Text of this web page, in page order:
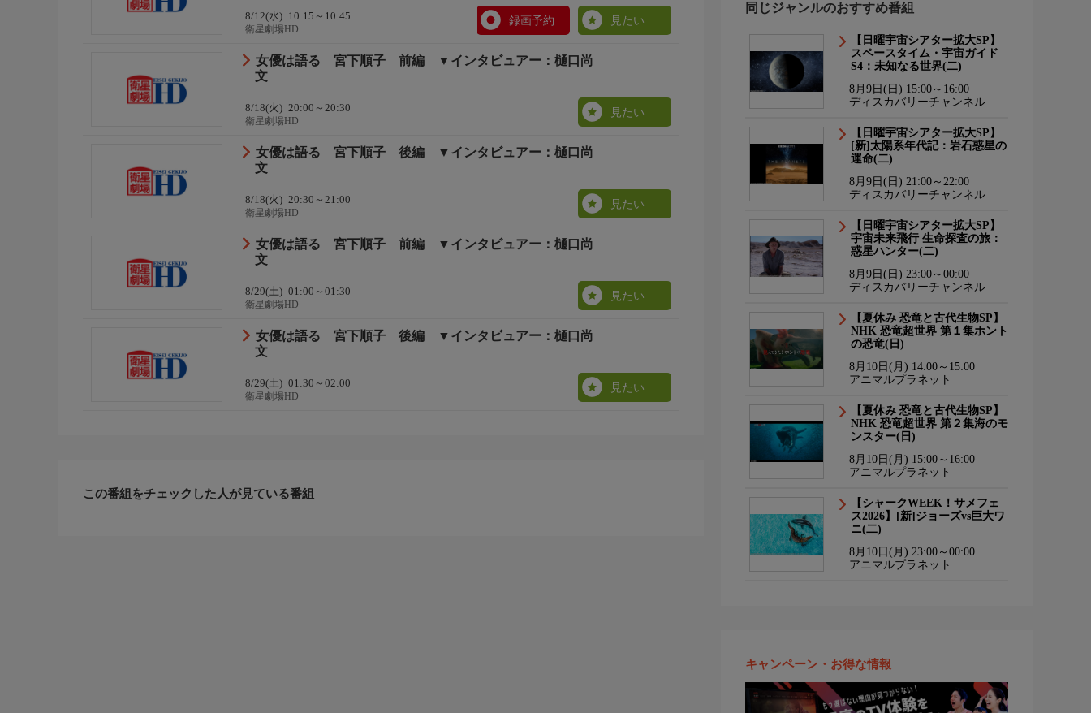
8/12(水) 10:15～10:45
衛星劇場HD
録画予約 見たい
女優は語る 宮下順子 前編 ▼インタビュアー：樋口尚
文
8/18(火) 20:00～20:30
衛星劇場HD
見たい
女優は語る 宮下順子 後編 ▼インタビュアー：樋口尚
文
8/18(火) 20:30～21:00
衛星劇場HD
見たい
女優は語る 宮下順子 前編 ▼インタビュアー：樋口尚
文
8/29(土) 01:00～01:30
衛星劇場HD
見たい
女優は語る 宮下順子 後編 ▼インタビュアー：樋口尚
文
8/29(土) 01:30～02:00
衛星劇場HD
見たい
この番組をチェックした人が見ている番組
同じジャンルのおすすめ番組
【日曜宇宙シアター拡大SP】
スペースタイム・宇宙ガイド
S4：未知なる世界(二)
8月9日(日) 15:00～16:00
ディスカバリーチャンネル
【日曜宇宙シアター拡大SP】
[新]太陽系年代記：岩石惑星の
運命(二)
8月9日(日) 21:00～22:00
ディスカバリーチャンネル
【日曜宇宙シアター拡大SP】
宇宙未来飛行 生命探査の旅：
惑星ハンター(二)
8月9日(日) 23:00～00:00
ディスカバリーチャンネル
【夏休み 恐竜と古代生物SP】
NHK 恐竜超世界 第１集ホント
の恐竜(日)
8月10日(月) 14:00～15:00
アニマルプラネット
【夏休み 恐竜と古代生物SP】
NHK 恐竜超世界 第２集海のモ
ンスター(日)
8月10日(月) 15:00～16:00
アニマルプラネット
【シャークWEEK！サメフェ
ス2026】[新]ジョーズvs巨大ワ
ニ(二)
8月10日(月) 23:00～00:00
アニマルプラネット
キャンペーン・お得な情報